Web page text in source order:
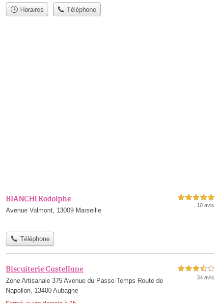
Horaires Téléphone
BIANCHI Rodolphe
Avenue Valmont, 13009 Marseille
5,0 étoiles sur 5
10 avis
Téléphone
Biscuiterie Castellane
Zone Artisanale 375 Avenue du Passe-Temps Route de
Napollon, 13400 Aubagne
3,5 étoiles sur 5
34 avis